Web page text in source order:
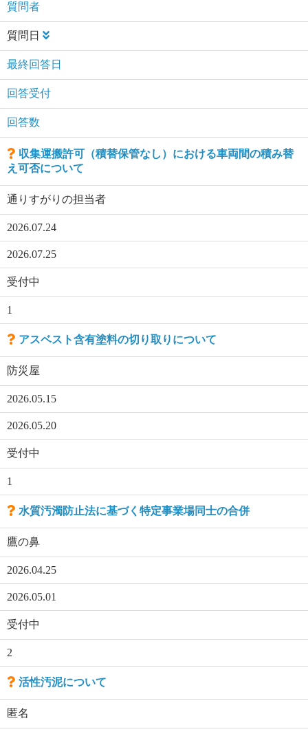
質問者
質問日
最終回答日
回答受付
回答数
収集運搬許可（積替保管なし）における車両間の積み替
え可否について
通りすがりの担当者
2026.07.24
2026.07.25
受付中
1
アスベスト含有塗料の切り取りについて
防災屋
2026.05.15
2026.05.20
受付中
1
水質汚濁防止法に基づく特定事業場同士の合併
鷹の鼻
2026.04.25
2026.05.01
受付中
2
活性汚泥について
匿名